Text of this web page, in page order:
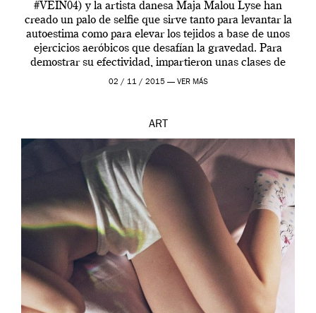
#VEIN04) y la artista danesa Maja Malou Lyse han
creado un palo de selfie que sirve tanto para levantar la
autoestima como para elevar los tejidos a base de unos
ejercicios aeróbicos que desafían la gravedad. Para
demostrar su efectividad, impartieron unas clases de
prueba en el Tate […]
02 / 11 / 2015 — VER MÁS
ART